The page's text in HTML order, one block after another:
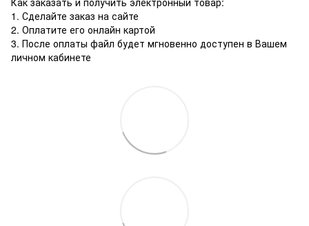
1. Сделайте заказ на сайте
2. Оплатите его онлайн картой
3. После оплаты файл будет мгновенно доступен в Вашем
личном кабинете